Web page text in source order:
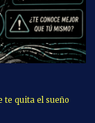
te quita el sueño